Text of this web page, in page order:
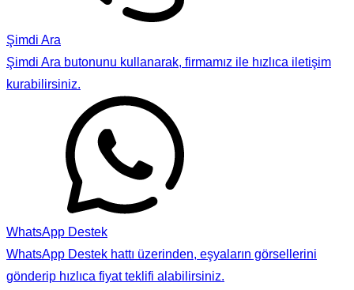
Şimdi Ara
Şimdi Ara butonunu kullanarak, firmamız ile hızlıca iletişim
kurabilirsiniz.
WhatsApp Destek
WhatsApp Destek hattı üzerinden, eşyaların görsellerini
gönderip hızlıca fiyat teklifi alabilirsiniz.